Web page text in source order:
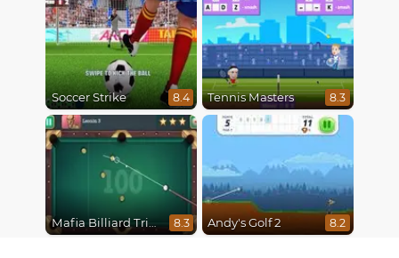
Soccer Strike 8.4 Tennis Masters 8.3
Mafia Billiard Tricks 8.3 Andy's Golf 2 8.2